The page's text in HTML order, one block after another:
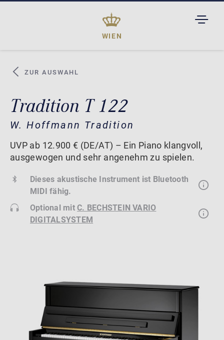
WIEN
ZUR AUSWAHL
Tradition T 122
W. Hoffmann Tradition
UVP ab 12.900 € (DE/AT) – Ein Piano klangvoll,
ausgewogen und sehr angenehm zu spielen.
Dieses akustische Instrument ist Bluetooth
MIDI fähig.
Optional mitC. BECHSTEIN VARIO
DIGITALSYSTEM